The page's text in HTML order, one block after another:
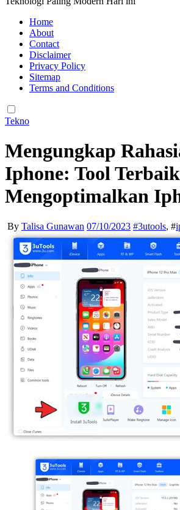
Home
About
Contact
Disclaimer
Privacy Policy
Sitemap
Terms and Conditions
Tekno
Mengungkap
Iphone: Tool
Mengoptimalkan
By Talisa Gunawan 07/10/2023 #3utools, #